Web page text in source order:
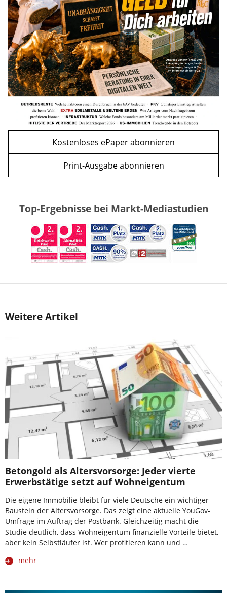
WEITERE ARTIKEL
zurückweiter
Act
mehr
Kostenloses ePaper abonnieren
Print-Ausgabe abonnieren
Top-Ergebnisse bei Markt-Mediastudien
Weitere Artikel
Betongold als Altersvorsorge: Jeder vierte
Erwerbstätige setzt auf Wohneigentum
Die eigene Immobilie bleibt für viele Deutsche ein wichtiger
Baustein der Altersvorsorge. Das zeigt eine aktuelle YouGov-
Umfrage im Auftrag der Postbank. Gleichzeitig macht die
Studie deutlich, dass Wohneigentum finanzielle Vorteile bietet,
aber kein Selbstläufer ist. Wer profitieren kann und …
mehr